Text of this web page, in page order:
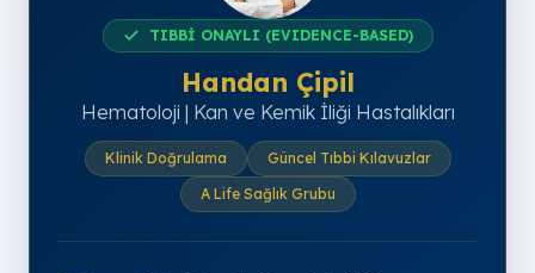
TIBBİ ONAYLI (EVIDENCE-BASED)
Handan Çipil
Hematoloji | Kan ve Kemik İliği Hastalıkları
Klinik Doğrulama
Güncel Tıbbi Kılavuzlar
A Life Sağlık Grubu